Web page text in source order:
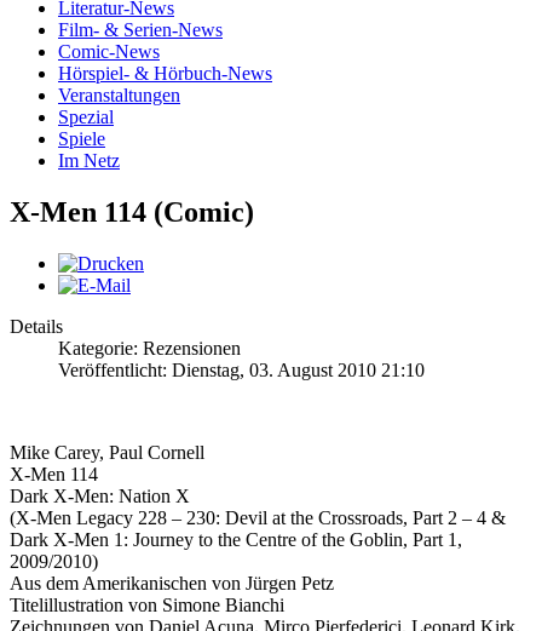
Literatur-News
Film- & Serien-News
Comic-News
Hörspiel- & Hörbuch-News
Veranstaltungen
Spezial
Spiele
Im Netz
X-Men 114 (Comic)
Details
Kategorie: Rezensionen
Veröffentlicht: Dienstag, 03. August 2010 21:10
Mike Carey, Paul Cornell
X-Men 114
Dark X-Men: Nation X
(X-Men Legacy 228 – 230: Devil at the Crossroads, Part 2 – 4 &
Dark X-Men 1: Journey to the Centre of the Goblin, Part 1,
2009/2010)
Aus dem Amerikanischen von Jürgen Petz
Titelillustration von Simone Bianchi
Zeichnungen von Daniel Acuna, Mirco Pierfederici, Leonard Kirk,